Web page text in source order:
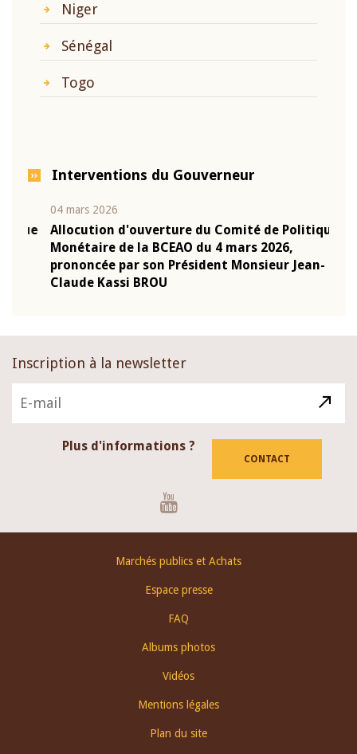
Niger
Sénégal
Togo
Interventions du Gouverneur
04 mars 2026
Allocution d'ouverture du Comité de Politique
Monétaire de la BCEAO du 4 mars 2026,
prononcée par son Président Monsieur Jean-
Claude Kassi BROU
Inscription à la newsletter
Plus d'informations ?
CONTACT
Marchés publics et Achats
Espace presse
FAQ
Albums photos
Vidéos
Mentions légales
Plan du site